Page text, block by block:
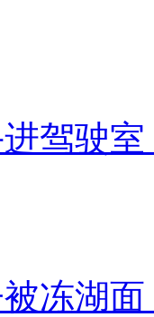
驾驶
冻湖